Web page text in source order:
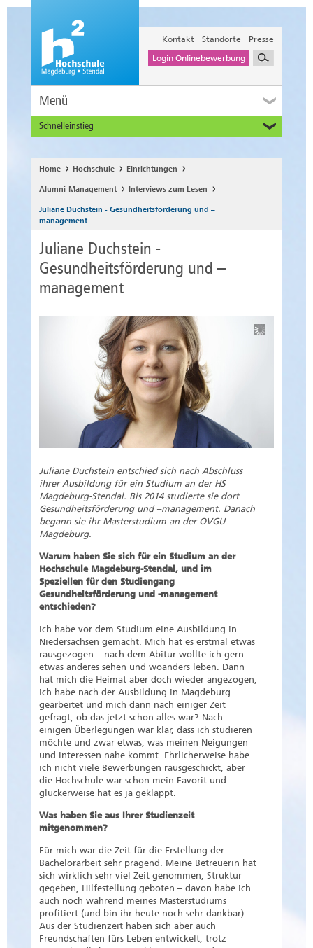
Kontakt Standorte
Presse
Login Onlinebewerbung
Menü
Schnelleinstieg
Alumni
Unternehmen und Institutionen
Beschäftigte
International
Home Hochschule Einrichtungen
Alumni-Management Interviews zum Lesen
Juliane Duchstein - Gesundheitsförderung und –
management
Juliane Duchstein -
Gesundheitsförderung und –
management
Juliane Duchstein entschied sich nach Abschluss
ihrer Ausbildung für ein Studium an der HS
Magdeburg-Stendal. Bis 2014 studierte sie dort
Gesundheitsförderung und –management. Danach
begann sie ihr Masterstudium an der OVGU
Magdeburg.
Warum haben Sie sich für ein Studium an der
Hochschule Magdeburg-Stendal, und im
Speziellen für den Studiengang
Gesundheitsförderung und -management
entschieden?
Ich habe vor dem Studium eine Ausbildung in
Niedersachsen gemacht. Mich hat es erstmal etwas
rausgezogen – nach dem Abitur wollte ich gern
etwas anderes sehen und woanders leben. Dann
hat mich die Heimat aber doch wieder angezogen,
ich habe nach der Ausbildung in Magdeburg
gearbeitet und mich dann nach einiger Zeit
gefragt, ob das jetzt schon alles war? Nach
einigen Überlegungen war klar, dass ich studieren
möchte und zwar etwas, was meinen Neigungen
und Interessen nahe kommt. Ehrlicherweise habe
ich nicht viele Bewerbungen rausgeschickt, aber
die Hochschule war schon mein Favorit und
glückerweise hat es ja geklappt.
Was haben Sie aus Ihrer Studienzeit
mitgenommen?
Für mich war die Zeit für die Erstellung der
Bachelorarbeit sehr prägend. Meine Betreuerin hat
sich wirklich sehr viel Zeit genommen, Struktur
gegeben, Hilfestellung geboten – davon habe ich
auch noch während meines Masterstudiums
profitiert (und bin ihr heute noch sehr dankbar).
Aus der Studienzeit haben sich aber auch
Freundschaften fürs Leben entwickelt, trotz